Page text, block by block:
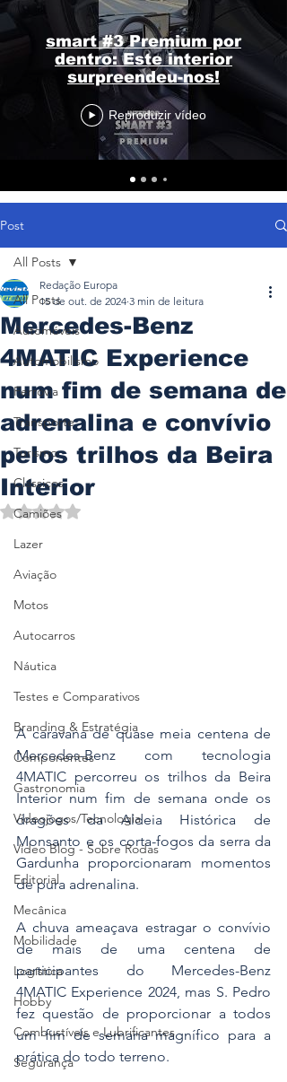
smart #3 Premium por
dentro: Este interior
surpreendeu-nos!
Reproduzir vídeo
Post
All Posts
Automóveis
Automobilismo
Ferrovia
Transporte
Turismo
Clássicos
Camiões
Lazer
Aviação
Motos
Autocarros
Náutica
Testes e Comparativos
Branding & Estratégia
Componentes
Gastronomia
Videojogos/Tecnologia
Vídeo Blog - Sobre Rodas
Editorial
Mecânica
Mobilidade
Logística
Hobby
Combustíveis e Lubrificantes
Segurança
All Posts
Mercedes-Benz
4MATIC Experience
num fim de semana de
adrenalina e convívio
pelos trilhos da Beira
Interior
Redação Europa
15 de out. de 2024 3 min de leitura
Avaliado com NaN de 5 estrelas.
A caravana de quase meia centena de
Mercedes-Benz com tecnologia
4MATIC percorreu os trilhos da Beira
Interior num fim de semana onde os
dragões da Aldeia Histórica de
Monsanto e os corta-fogos da serra da
Gardunha proporcionaram momentos
de pura adrenalina.
A chuva ameaçava estragar o convívio
de mais de uma centena de
participantes do Mercedes-Benz
4MATIC Experience 2024, mas S. Pedro
fez questão de proporcionar a todos
um fim de semana magnífico para a
prática do todo terreno.